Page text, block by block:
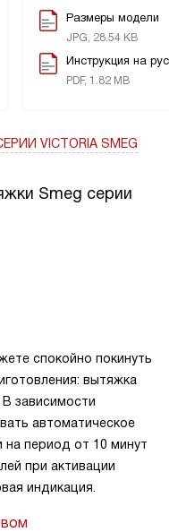
Размеры модели
JPG, 28.54 KB
Инструкция на
PDF, 1.82 MB
VICTORIA SMEG
Smeg серии
спокойно покинуть
вытяжка
зависимости
автоматическое
на период от 10 минут
при активации
индикация.